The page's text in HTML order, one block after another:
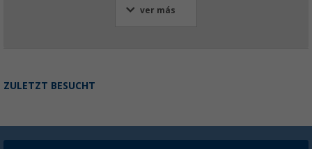
ver más
ZULETZT BESUCHT